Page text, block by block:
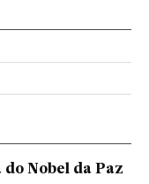
do Nobel da Paz